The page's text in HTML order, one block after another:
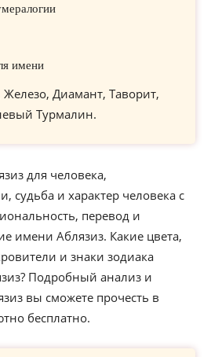
имени
Диамант, Таворит,
Турмалин.
для человека,
судьба и характер человека с
перевод и
имени Аблязиз. Какие цвета,
и знаки зодиака
Подробный анализ и
вы сможете прочесть в
бесплатно.